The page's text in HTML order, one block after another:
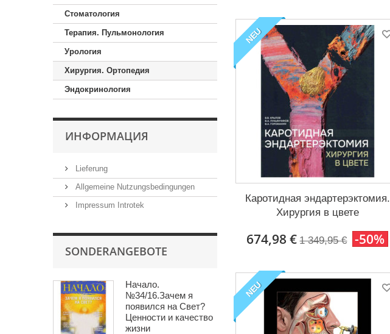
Стоматология
Терапия. Пульмонология
Урология
Хирургия. Ортопедия
Эндокринология
ИНФОРМАЦИЯ
Lieferung
Allgemeine Nutzungsbedingungen
Impressum Introtek
SONDERANGEBOTE
Начало.
№34/16.Зачем я
появился на Свет?
Ценности и качество
жизни
NEU
Каротидная эндартерэктомия.
Хирургия в цвете
674,98 € 1 349,95 € -50%
NEU